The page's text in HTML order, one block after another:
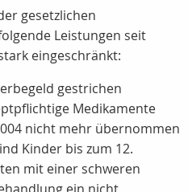
gesetzlichen
Leistungen seit
eingeschränkt:
gestrichen
Medikamente
nicht mehr übernommen
Kinder bis zum 12.
mit einer schweren